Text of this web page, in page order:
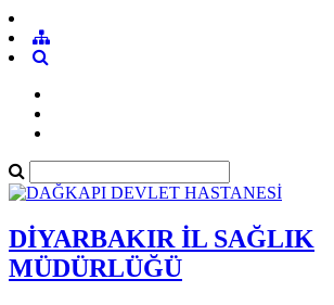
DİYARBAKIR İL SAĞLIK
MÜDÜRLÜĞÜ